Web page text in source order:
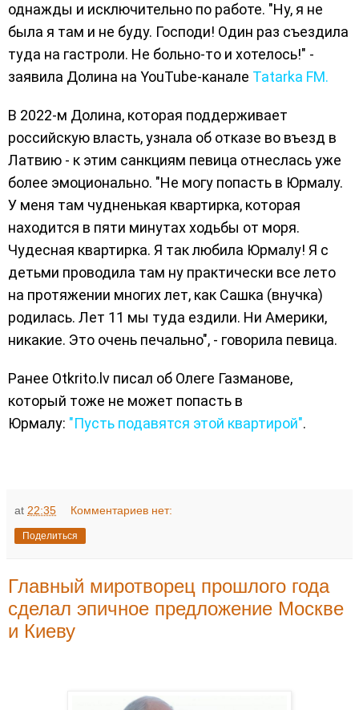
однажды и исключительно по работе. "Ну, я не
была я там и не буду. Господи! Один раз съездила
туда на гастроли. Не больно-то и хотелось!" -
заявила Долина на YouTube-канале Tatarka FM.
В 2022-м Долина, которая поддерживает
российскую власть, узнала об отказе во въезд в
Латвию - к этим санкциям певица отнеслась уже
более эмоционально. "Не могу попасть в Юрмалу.
У меня там чудненькая квартирка, которая
находится в пяти минутах ходьбы от моря.
Чудесная квартирка. Я так любила Юрмалу! Я с
детьми проводила там ну практически все лето
на протяжении многих лет, как Сашка (внучка)
родилась. Лет 11 мы туда ездили. Ни Америки,
никакие. Это очень печально", - говорила певица.
Ранее Otkrito.lv писал об Олеге Газманове,
который тоже не может попасть в
Юрмалу: "Пусть подавятся этой квартирой".
at 22:35 Комментариев нет:
Поделиться
Главный миротворец прошлого года
сделал эпичное предложение Москве
и Киеву